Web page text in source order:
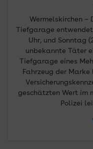
Wermelskirchen
Tiefgarage
Uhr, und Sonntag
unbekannte Täter
Tiefgarage eines
Fahrzeug der
geschätzten Wert im
Polizei